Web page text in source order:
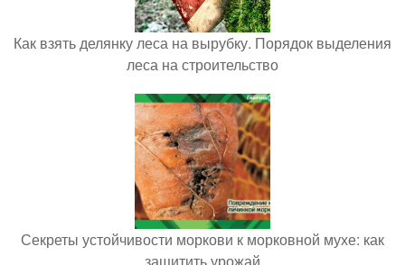
Как взять делянку леса на вырубку. Порядок выделения
леса на строительство
Секреты устойчивости моркови к морковной мухе: как